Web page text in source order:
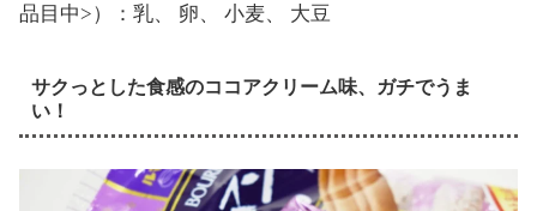
品目中>）：乳、 卵、 小麦、 大豆
サクっとした食感のココアクリーム味、ガチでうま
い！